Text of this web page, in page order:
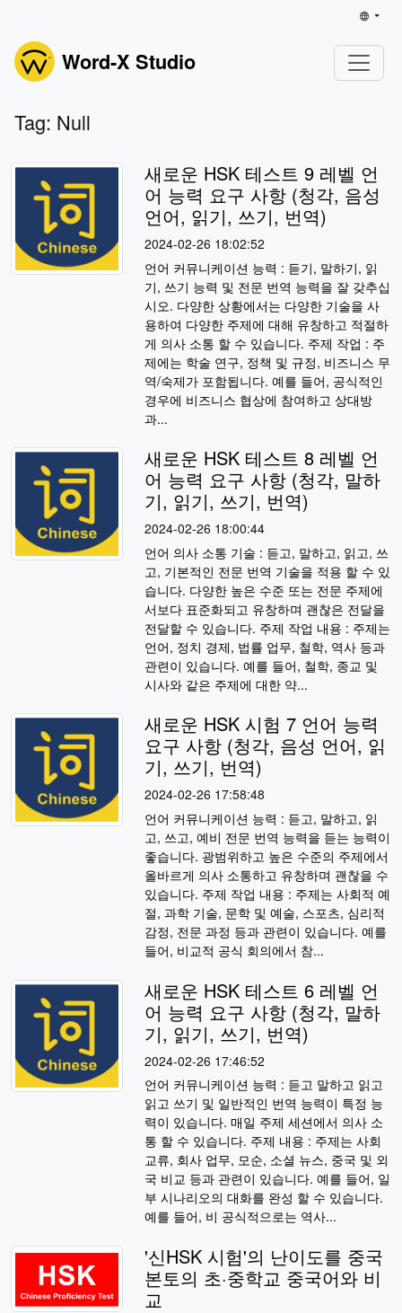
Word-X Studio
Tag: Null
새로운 HSK 테스트 9 레벨 언
어 능력 요구 사항 (청각, 음성
언어, 읽기, 쓰기, 번역)
2024-02-26 18:02:52
언어 커뮤니케이션 능력 : 듣기, 말하기, 읽
기, 쓰기 능력 및 전문 번역 능력을 잘 갖추십
시오. 다양한 상황에서는 다양한 기술을 사
용하여 다양한 주제에 대해 유창하고 적절하
게 의사 소통 할 수 있습니다. 주제 작업 : 주
제에는 학술 연구, 정책 및 규정, 비즈니스 무
역/숙제가 포함됩니다. 예를 들어, 공식적인
경우에 비즈니스 협상에 참여하고 상대방
과...
새로운 HSK 테스트 8 레벨 언
어 능력 요구 사항 (청각, 말하
기, 읽기, 쓰기, 번역)
2024-02-26 18:00:44
언어 의사 소통 기술 : 듣고, 말하고, 읽고, 쓰
고, 기본적인 전문 번역 기술을 적용 할 수 있
습니다. 다양한 높은 수준 또는 전문 주제에
서보다 표준화되고 유창하며 괜찮은 전달을
전달할 수 있습니다. 주제 작업 내용 : 주제는
언어, 정치 경제, 법률 업무, 철학, 역사 등과
관련이 있습니다. 예를 들어, 철학, 종교 및
시사와 같은 주제에 대한 약...
새로운 HSK 시험 7 언어 능력
요구 사항 (청각, 음성 언어, 읽
기, 쓰기, 번역)
2024-02-26 17:58:48
언어 커뮤니케이션 능력 : 듣고, 말하고, 읽
고, 쓰고, 예비 전문 번역 능력을 듣는 능력이
좋습니다. 광범위하고 높은 수준의 주제에서
올바르게 의사 소통하고 유창하며 괜찮을 수
있습니다. 주제 작업 내용 : 주제는 사회적 예
절, 과학 기술, 문학 및 예술, 스포츠, 심리적
감정, 전문 과정 등과 관련이 있습니다. 예를
들어, 비교적 공식 회의에서 참...
새로운 HSK 테스트 6 레벨 언
어 능력 요구 사항 (청각, 말하
기, 읽기, 쓰기, 번역)
2024-02-26 17:46:52
언어 커뮤니케이션 능력 : 듣고 말하고 읽고
읽고 쓰기 및 일반적인 번역 능력이 특정 능
력이 있습니다. 매일 주제 세션에서 의사 소
통 할 수 있습니다. 주제 내용 : 주제는 사회
교류, 회사 업무, 모순, 소셜 뉴스, 중국 및 외
국 비교 등과 관련이 있습니다. 예를 들어, 일
부 시나리오의 대화를 완성 할 수 있습니다.
예를 들어, 비 공식적으로는 역사...
'신HSK 시험'의 난이도를 중국
본토의 초·중학교 중국어와 비
교